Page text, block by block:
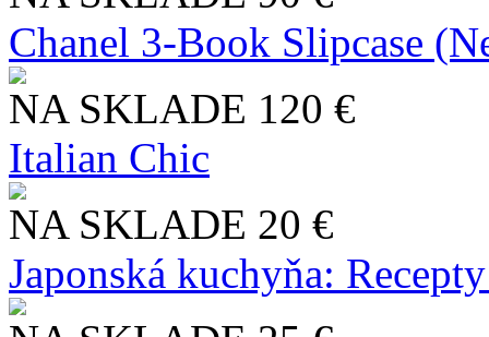
Chanel 3-Book Slipcase
NA SKLADE 120 €
Italian Chic
NA SKLADE 20 €
Japonská kuchyňa: